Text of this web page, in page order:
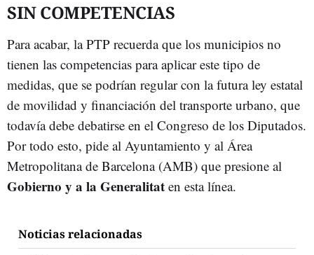
SIN COMPETENCIAS
Para acabar, la PTP recuerda que los municipios no
tienen las competencias para aplicar este tipo de
medidas, que se podrían regular con la futura ley estatal
de movilidad y financiación del transporte urbano, que
todavía debe debatirse en el Congreso de los Diputados.
Por todo esto, pide al Ayuntamiento y al Área
Metropolitana de Barcelona (AMB) que presione al
Gobierno y a la Generalitat en esta línea.
Noticias relacionadas